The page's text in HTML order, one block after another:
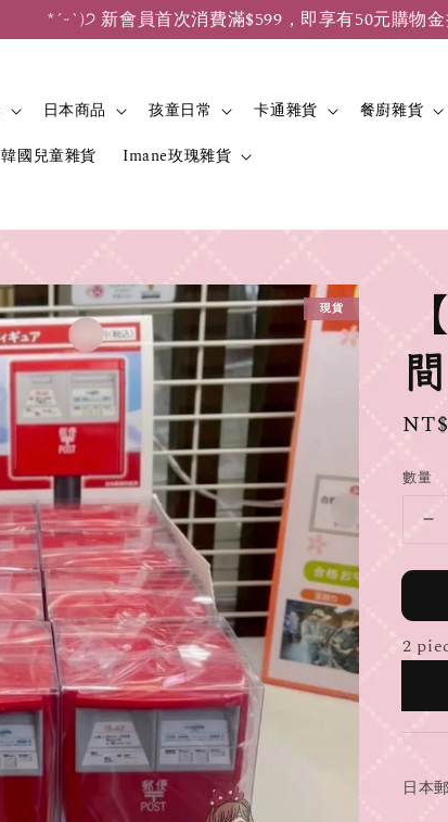
*ˊᵕˋ)੭ 新會員首次消費滿$599，即享有50元購物金
日本商品 孩童日常 卡通雜貨 餐廚雜貨
韓國兒童雜貨 Imane玫瑰雜貨
現貨
數量
2
日本